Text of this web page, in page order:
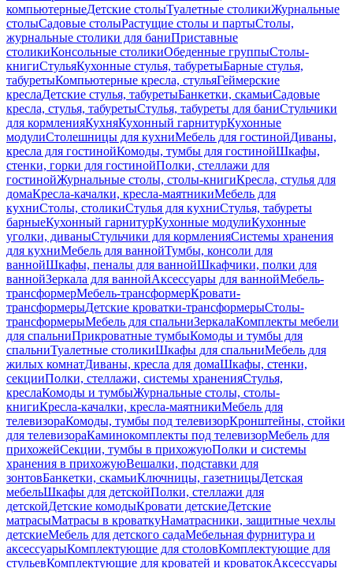
компьютерныеДетские столыТуалетные столикиЖурнальные
столыСадовые столыРастущие столы и партыСтолы,
журнальные столики для баниПриставные
столикиКонсольные столикиОбеденные группыСтолы-
книгиСтульяКухонные стулья, табуретыБарные стулья,
табуретыКомпьютерные кресла, стульяГеймерские
креслаДетские стулья, табуретыБанкетки, скамьиСадовые
кресла, стулья, табуретыСтулья, табуреты для баниСтульчики
для кормленияКухняКухонный гарнитурКухонные
модулиСтолешницы для кухниМебель для гостинойДиваны,
кресла для гостинойКомоды, тумбы для гостинойШкафы,
стенки, горки для гостинойПолки, стеллажи для
гостинойЖурнальные столы, столы-книгиКресла, стулья для
домаКресла-качалки, кресла-маятникиМебель для
кухниСтолы, столикиСтулья для кухниСтулья, табуреты
барныеКухонный гарнитурКухонные модулиКухонные
уголки, диваныСтульчики для кормленияСистемы хранения
для кухниМебель для ваннойТумбы, консоли для
ваннойШкафы, пеналы для ваннойШкафчики, полки для
ваннойЗеркала для ваннойАксессуары для ваннойМебель-
трансформерМебель-трансформерКровати-
трансформерыДетские кроватки-трансформерыСтолы-
трансформерыМебель для спальниЗеркалаКомплекты мебели
для спальниПрикроватные тумбыКомоды и тумбы для
спальниТуалетные столикиШкафы для спальниМебель для
жилых комнатДиваны, кресла для домаШкафы, стенки,
секцииПолки, стеллажи, системы храненияСтулья,
креслаКомоды и тумбыЖурнальные столы, столы-
книгиКресла-качалки, кресла-маятникиМебель для
телевизораКомоды, тумбы под телевизорКронштейны, стойки
для телевизораКаминокомплекты под телевизорМебель для
прихожейСекции, тумбы в прихожуюПолки и системы
хранения в прихожуюВешалки, подставки для
зонтовБанкетки, скамьиКлючницы, газетницыДетская
мебельШкафы для детскойПолки, стеллажи для
детскойДетские комодыКровати детскиеДетские
матрасыМатрасы в кроваткуНаматрасники, защитные чехлы
детскиеМебель для детского садаМебельная фурнитура и
аксессуарыКомплектующие для столовКомплектующие для
стульевКомплектующие для кроватей и кроватокАксессуары